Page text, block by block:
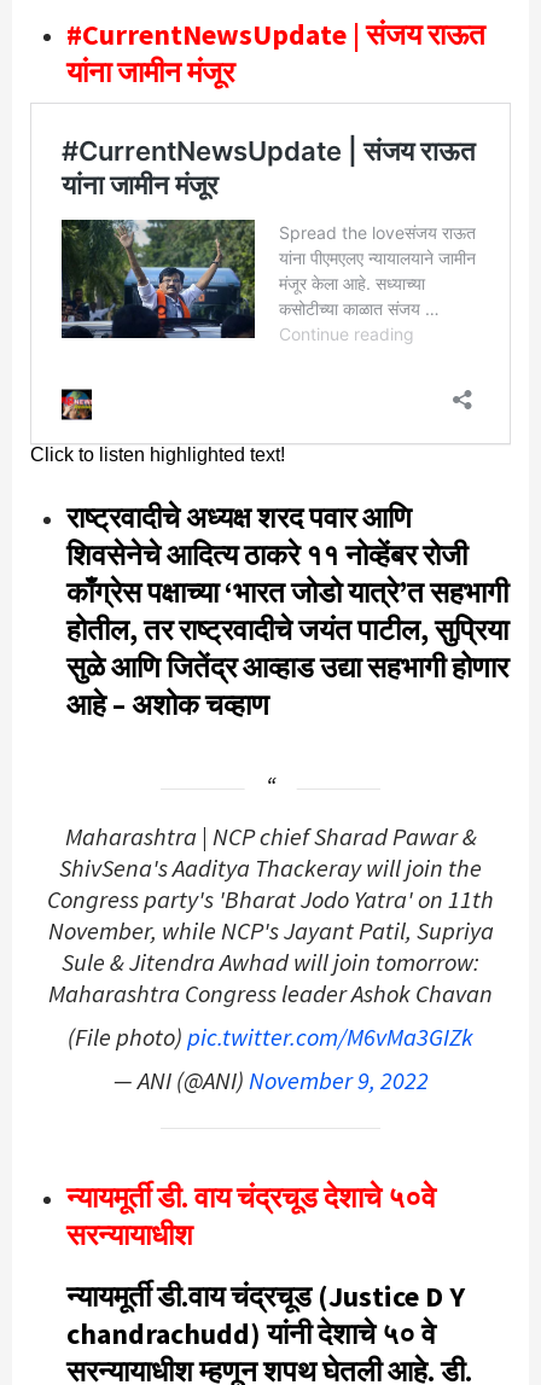
#CurrentNewsUpdate | संजय राऊत
यांना जामीन मंजूर
राष्ट्रवादीचे अध्यक्ष शरद पवार आणि
शिवसेनेचे आदित्य ठाकरे ११ नोव्हेंबर रोजी
काँग्रेस पक्षाच्या ‘भारत जोडो यात्रे’त सहभागी
होतील, तर राष्ट्रवादीचे जयंत पाटील, सुप्रिया
सुळे आणि जितेंद्र आव्हाड उद्या सहभागी होणार
आहे – अशोक चव्हाण
Maharashtra | NCP chief Sharad Pawar &
ShivSena's Aaditya Thackeray will join the
Congress party's 'Bharat Jodo Yatra' on 11th
November, while NCP's Jayant Patil, Supriya
Sule & Jitendra Awhad will join tomorrow:
Maharashtra Congress leader Ashok Chavan
(File photo)pic.twitter.com/M6vMa3GIZk
— ANI (@ANI)November 9, 2022
न्यायमूर्ती डी. वाय चंद्रचूड देशाचे ५०वे
सरन्यायाधीश
न्यायमूर्ती डी.वाय चंद्रचूड (Justice D Y
chandrachudd) यांनी देशाचे ५० वे
सरन्यायाधीश म्हणून शपथ घेतली आहे. डी.